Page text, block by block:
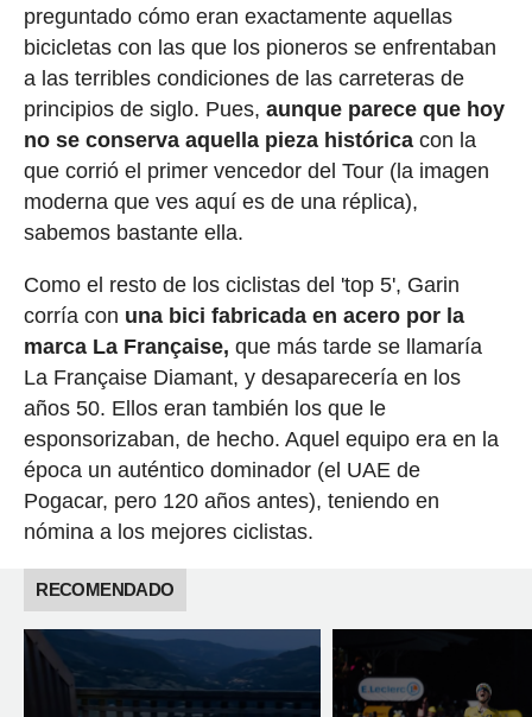
preguntado cómo eran exactamente aquellas
bicicletas con las que los pioneros se enfrentaban
a las terribles condiciones de las carreteras de
principios de siglo. Pues, aunque parece que hoy
no se conserva aquella pieza históricacon la
que corrió el primer vencedor del Tour (la imagen
moderna que ves aquí es de una réplica),
sabemos bastante ella.
Como el resto de los ciclistas del 'top 5', Garin
corría con una bici fabricada en acero por la
marca La Française, que más tarde se llamaría
La Française Diamant, y desaparecería en los
años 50. Ellos eran también los que le
esponsorizaban, de hecho. Aquel equipo era en la
época un auténtico dominador (el UAE de
Pogacar, pero 120 años antes), teniendo en
nómina a los mejores ciclistas.
RECOMENDADO